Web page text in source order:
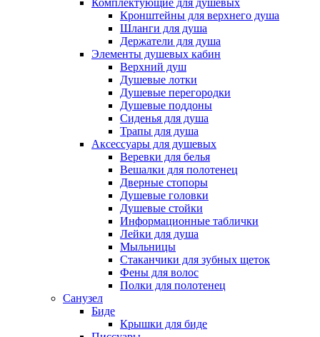
Комплектующие для душевых
Кронштейны для верхнего душа
Шланги для душа
Держатели для душа
Элементы душевых кабин
Верхний душ
Душевые лотки
Душевые перегородки
Душевые поддоны
Сиденья для душа
Трапы для душа
Аксессуары для душевых
Веревки для белья
Вешалки для полотенец
Дверные стопоры
Душевые головки
Душевые стойки
Информационные таблички
Лейки для душа
Мыльницы
Стаканчики для зубных щеток
Фены для волос
Полки для полотенец
Санузел
Биде
Крышки для биде